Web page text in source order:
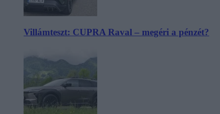
Villámteszt: CUPRA Raval – megéri a pénzét?